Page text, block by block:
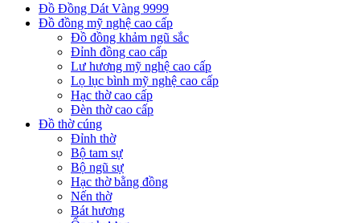
Đồ Đồng Dát Vàng 9999
Đồ đồng mỹ nghệ cao cấp
Đồ đồng khảm ngũ sắc
Đỉnh đồng cao cấp
Lư hương mỹ nghệ cao cấp
Lọ lục bình mỹ nghệ cao cấp
Hạc thờ cao cấp
Đèn thờ cao cấp
Đồ thờ cúng
Đỉnh thờ
Bộ tam sự
Bộ ngũ sự
Hạc thờ bằng đồng
Nến thờ
Bát hương